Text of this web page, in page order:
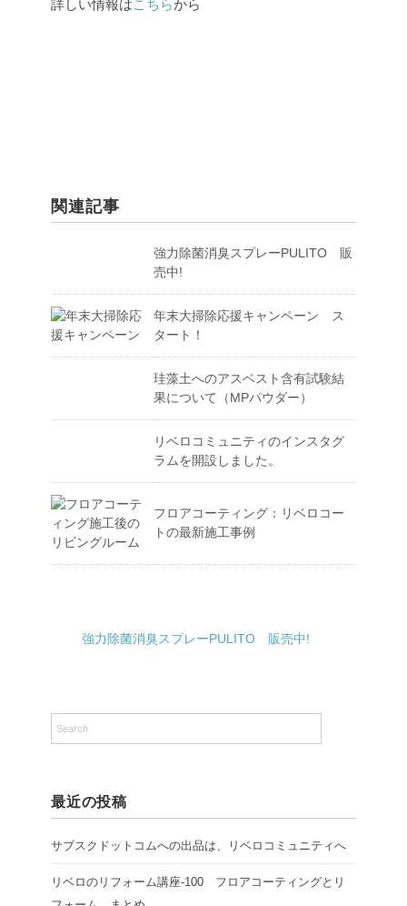
詳しい情報はこちらから
関連記事
強力除菌消臭スプレーPULITO 販
売中!
年末大掃除応援キャンペーン ス
タート！
珪藻土へのアスベスト含有試験結
果について（MPパウダー）
リベロコミュニティのインスタグ
ラムを開設しました。
フロアコーティング：リベロコー
トの最新施工事例
強力除菌消臭スプレーPULITO 販売中!
最近の投稿
サブスクドットコムへの出品は、リベロコミュニティへ
リベロのリフォーム講座-100 フロアコーティングとリ